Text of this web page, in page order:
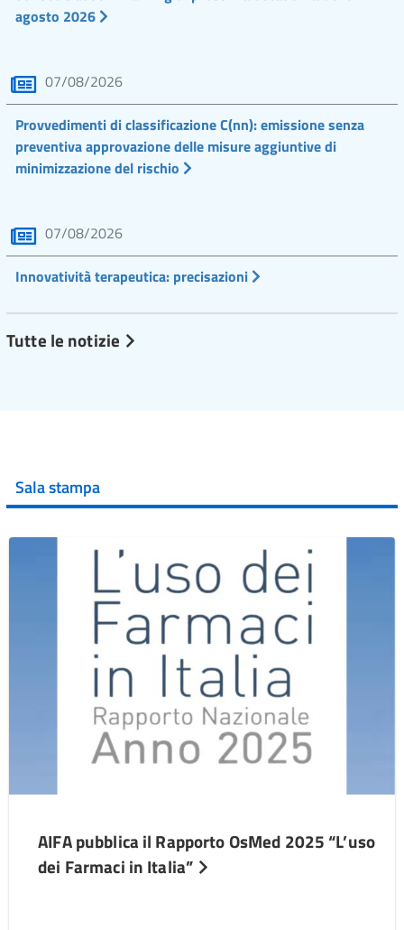
agosto 2026
07/08/2026
Provvedimenti di classificazione C(nn): emissione senza
preventiva approvazione delle misure aggiuntive di
minimizzazione del rischio
07/08/2026
Innovatività terapeutica: precisazioni
Tutte le notizie
Sala stampa
AIFA pubblica il Rapporto OsMed 2025 “L’uso
dei Farmaci in Italia”